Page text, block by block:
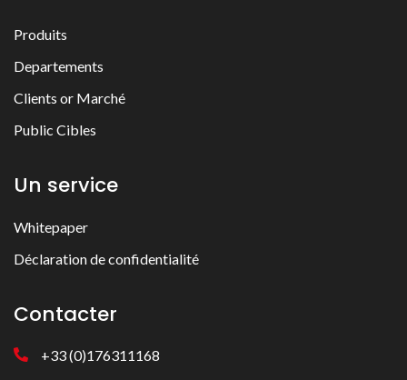
Produits
Departements
Clients or Marché
Public Cibles
Un service
Whitepaper
Déclaration de confidentialité
Contacter
+33 (0)176311168